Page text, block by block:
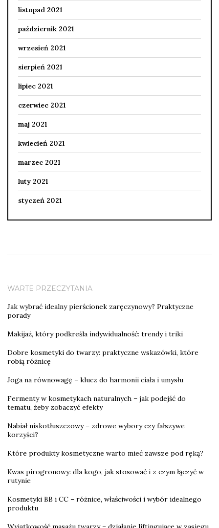
listopad 2021
październik 2021
wrzesień 2021
sierpień 2021
lipiec 2021
czerwiec 2021
maj 2021
kwiecień 2021
marzec 2021
luty 2021
styczeń 2021
WARTE PRZECZYTANIA
Jak wybrać idealny pierścionek zaręczynowy? Praktyczne
porady
Makijaż, który podkreśla indywidualność: trendy i triki
Dobre kosmetyki do twarzy: praktyczne wskazówki, które
robią różnicę
Joga na równowagę – klucz do harmonii ciała i umysłu
Fermenty w kosmetykach naturalnych – jak podejść do
tematu, żeby zobaczyć efekty
Nabiał niskotłuszczowy – zdrowe wybory czy fałszywe
korzyści?
Które produkty kosmetyczne warto mieć zawsze pod ręką?
Kwas pirogronowy: dla kogo, jak stosować i z czym łączyć w
rutynie
Kosmetyki BB i CC – różnice, właściwości i wybór idealnego
produktu